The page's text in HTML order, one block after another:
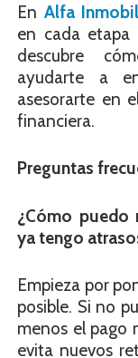
En Alfa
en cada etapa
descubre
ayudarte a
asesorarte en
financiera.
Preguntas
¿Cómo
ya tengo
Empieza por
posible. Si no
menos el pago
evita nuevos